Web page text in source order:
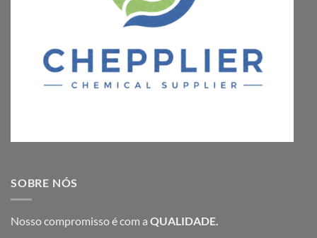
SOBRE NÓS
Nosso compromisso é com a QUALIDADE.